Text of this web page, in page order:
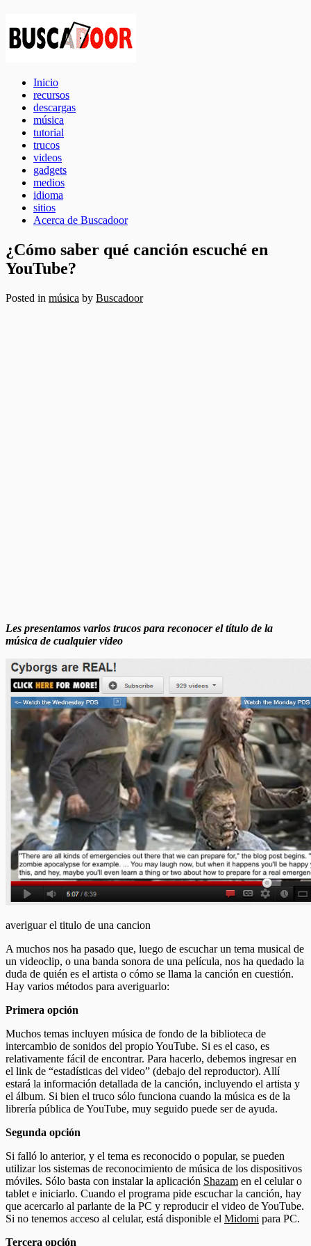
Inicio
recursos
descargas
música
tutorial
trucos
videos
gadgets
medios
idioma
sitios
Acerca de Buscadoor
¿Cómo saber qué canción escuché en
YouTube?
Posted in música by Buscadoor
Les presentamos varios trucos para reconocer el título de la
música de cualquier video
averiguar el titulo de una cancion
A muchos nos ha pasado que, luego de escuchar un tema musical de
un videoclip, o una banda sonora de una película, nos ha quedado la
duda de quién es el artista o cómo se llama la canción en cuestión.
Hay varios métodos para averiguarlo:
Primera opción
Muchos temas incluyen música de fondo de la biblioteca de
intercambio de sonidos del propio YouTube. Si es el caso, es
relativamente fácil de encontrar. Para hacerlo, debemos ingresar en
el link de “estadísticas del video” (debajo del reproductor). Allí
estará la información detallada de la canción, incluyendo el artista y
el álbum. Si bien el truco sólo funciona cuando la música es de la
librería pública de YouTube, muy seguido puede ser de ayuda.
Segunda opción
Si falló lo anterior, y el tema es reconocido o popular, se pueden
utilizar los sistemas de reconocimiento de música de los dispositivos
móviles. Sólo basta con instalar la aplicación Shazam en el celular o
tablet e iniciarlo. Cuando el programa pide escuchar la canción, hay
que acercarlo al parlante de la PC y reproducir el video de YouTube.
Si no tenemos acceso al celular, está disponible el Midomi para PC.
Tercera opción